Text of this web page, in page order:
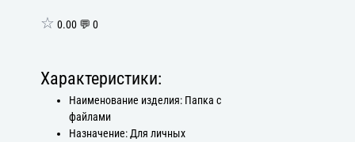
☆ 0.00 💬 0
Характеристики:
Наименование изделия: Папка с
файлами
Назначение: Для личных